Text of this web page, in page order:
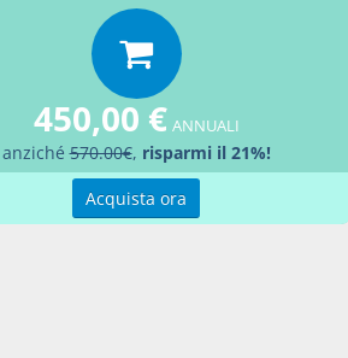
anche
una
Anche
attività
450,00 € ANNUALI
anziché570.00€, risparmi il 21%!
Acquista ora